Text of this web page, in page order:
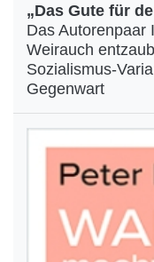
„Das Gute für
Das Autorenpaar
Weirauch
Sozialismus-
Gegenwart